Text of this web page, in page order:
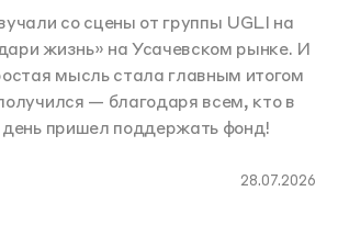
со сцены от группы UGLI на
жизнь» на Усачевском рынке. И
мысль стала главным итогом
— благодаря всем, кто в
день пришел поддержать фонд!
28.07.2026